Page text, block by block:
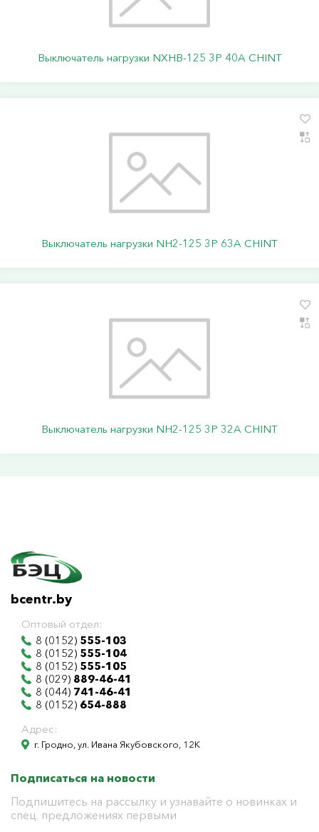
Выключатель нагрузки NXHB-125 3P 40A CHINT
Выключатель нагрузки NH2-125 3P 63A CHINT
Выключатель нагрузки NH2-125 3P 32A CHINT
bcentr.by
Оптовый отдел:
8 (0152) 555-103
8 (0152) 555-104
8 (0152) 555-105
8 (029) 889-46-41
8 (044) 741-46-41
8 (0152) 654-888
Адрес:
г. Гродно, ул. Ивана Якубовского, 12К
Подписаться на новости
Подпишитесь на рассылку и узнавайте о новинках и
спец. предложениях первыми